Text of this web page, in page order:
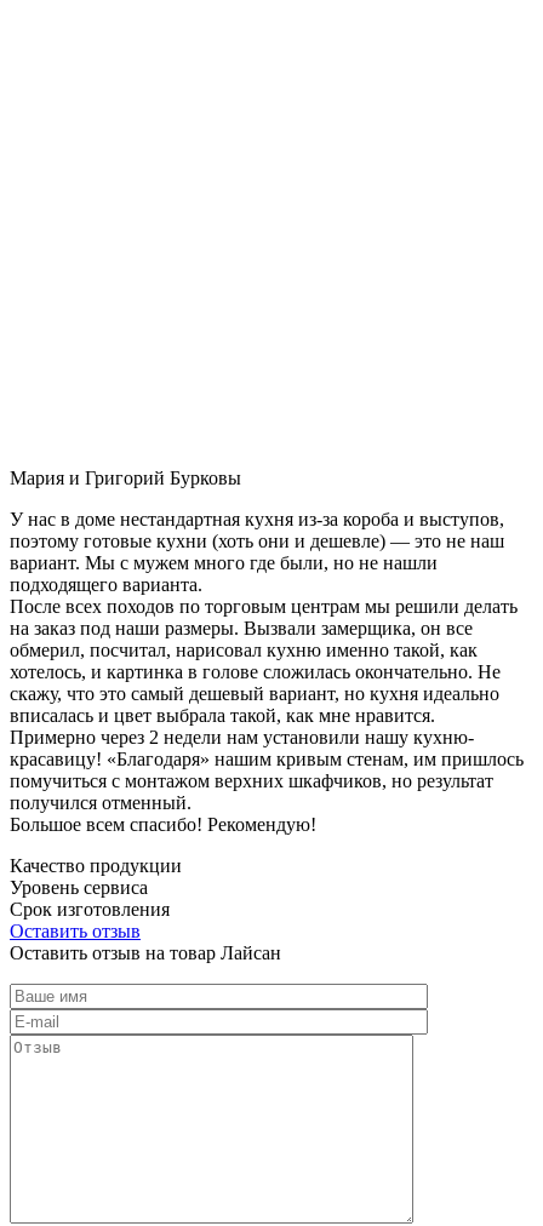
Мария и Григорий Бурковы
У нас в доме нестандартная кухня из-за короба и выступов,
поэтому готовые кухни (хоть они и дешевле) — это не наш
вариант. Мы с мужем много где были, но не нашли
подходящего варианта.
После всех походов по торговым центрам мы решили делать
на заказ под наши размеры. Вызвали замерщика, он все
обмерил, посчитал, нарисовал кухню именно такой, как
хотелось, и картинка в голове сложилась окончательно. Не
скажу, что это самый дешевый вариант, но кухня идеально
вписалась и цвет выбрала такой, как мне нравится.
Примерно через 2 недели нам установили нашу кухню-
красавицу! «Благодаря» нашим кривым стенам, им пришлось
помучиться с монтажом верхних шкафчиков, но результат
получился отменный.
Большое всем спасибо! Рекомендую!
Качество продукции
Уровень сервиса
Срок изготовления
Оставить отзыв
Оставить отзыв на товар Лайсан